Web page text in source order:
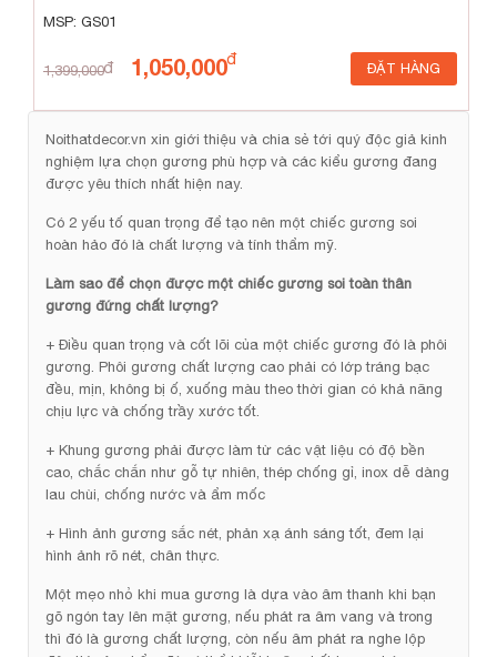
MSP: GS01
1,399,000 1,050,000 ĐẶT HÀNG
Noithatdecor.vn xin giới thiệu và chia sẻ tới quý độc giả kinh
nghiệm lựa chọn gương phù hợp và các kiểu gương đang
được yêu thích nhất hiện nay.
Có 2 yếu tố quan trọng để tạo nên một chiếc gương soi
hoàn hảo đó là chất lượng và tính thẩm mỹ.
Làm sao để chọn được một chiếc gương soi toàn thân
gương đứng chất lượng?
+ Điều quan trọng và cốt lõi của một chiếc gương đó là phôi
gương. Phôi gương chất lượng cao phải có lớp tráng bạc
đều, mịn, không bị ố, xuống màu theo thời gian có khả năng
chịu lực và chống trầy xước tốt.
+ Khung gương phải được làm từ các vật liệu có độ bền
cao, chắc chắn như gỗ tự nhiên, thép chống gỉ, inox dễ dàng
lau chùi, chống nước và ẩm mốc
+ Hình ảnh gương sắc nét, phản xạ ánh sáng tốt, đem lại
hình ảnh rõ nét, chân thực.
Một mẹo nhỏ khi mua gương là dựa vào âm thanh khi bạn
gõ ngón tay lên mặt gương, nếu phát ra âm vang và trong
thì đó là gương chất lượng, còn nếu âm phát ra nghe lộp